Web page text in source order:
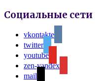
Социальные сети
vkontakte
twitter
youtube
zen-yandex
mail